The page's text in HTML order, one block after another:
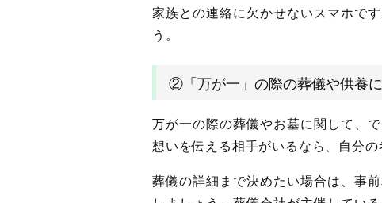
家族との連絡に欠かせないスマホで
う。
②「万が一」の際の葬儀や供養
万が一の際の葬儀やお墓に関して、
想いを伝える相手がいるなら、自分
葬儀の詳細まで決めたい場合は、事